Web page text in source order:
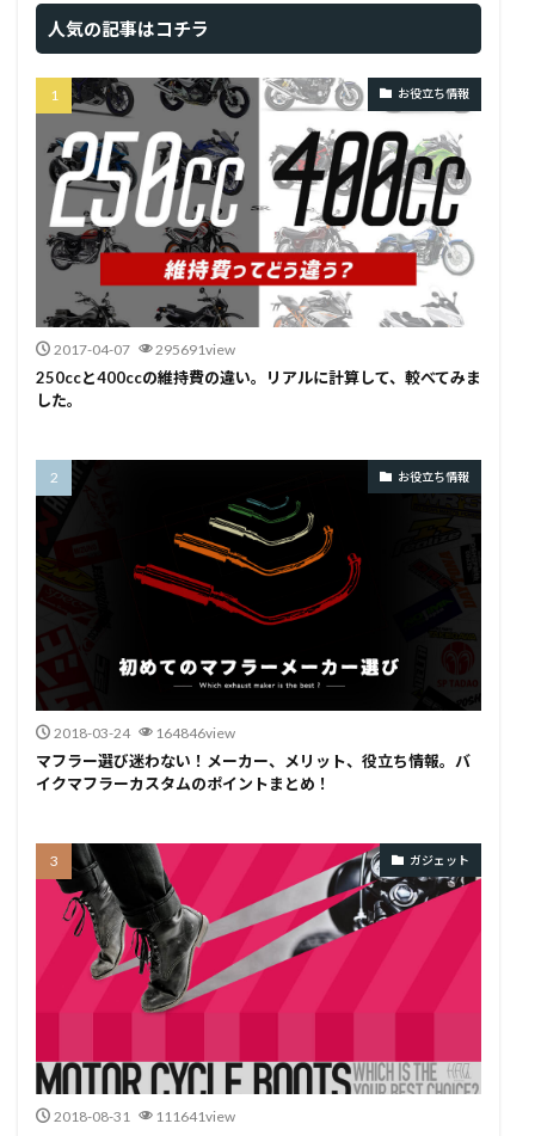
人気の記事はコチラ
お役立ち情報
2017-04-07 295691view
250ccと400ccの維持費の違い。リアルに計算して、較べてみま
した。
お役立ち情報
2018-03-24 164846view
マフラー選び迷わない！メーカー、メリット、役立ち情報。バ
イクマフラーカスタムのポイントまとめ！
ガジェット
2018-08-31 111641view